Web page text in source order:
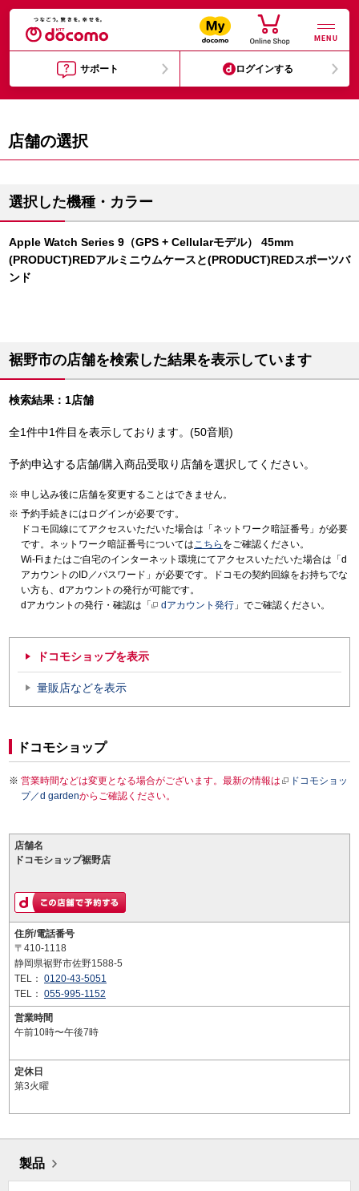
MENU
サポート ログインする
店舗の選択
選択した機種・カラー
Apple Watch Series 9（GPS + Cellularモデル） 45mm
(PRODUCT)REDアルミニウムケースと(PRODUCT)REDスポーツバ
ンド
裾野市の店舗を検索した結果を表示しています
検索結果：1店舗
全1件中1件目を表示しております。(50音順)
予約申込する店舗/購入商品受取り店舗を選択してください。
申し込み後に店舗を変更することはできません。
予約手続きにはログインが必要です。
ドコモ回線にてアクセスいただいた場合は「ネットワーク暗証番号」が必要
です。ネットワーク暗証番号についてはこちら をご確認ください。
Wi-Fiまたはご自宅のインターネット環境にてアクセスいただいた場合は「d
アカウントのID／パスワード」が必要です。ドコモの契約回線をお持ちでな
い方も、dアカウントの発行が可能です。
dアカウントの発行・確認は「
dアカウント発行 」でご確認ください。
ドコモショップを表示
量販店などを表示
ドコモショップ
営業時間などは変更となる場合がございます。最新の情報は
ドコモショッ
プ／d gardenからご確認ください。
店舗名
ドコモショップ裾野店
住所/電話番号
〒410-1118
静岡県裾野市佐野1588-5
TEL： 0120-43-5051
TEL： 055-995-1152
営業時間
午前10時〜午後7時
定休日
第3火曜
製品